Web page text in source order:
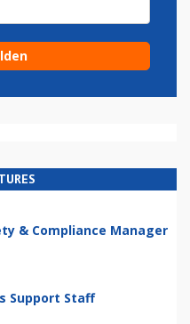
& Compliance Manager
Support Staff